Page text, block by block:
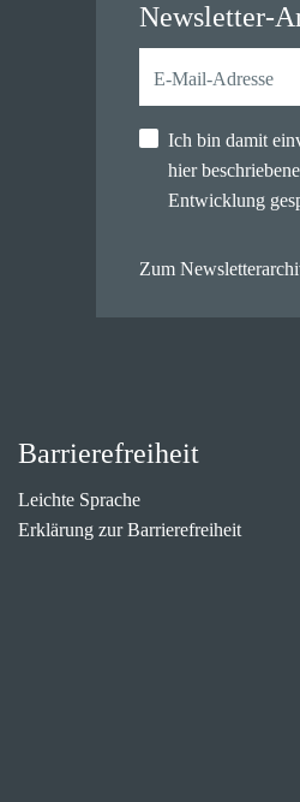
Newsletter-
Ich bin damit
hier
Entwicklung
Zum
Barrierefreiheit
Leichte Sprache
Erklärung zur Barrierefreiheit